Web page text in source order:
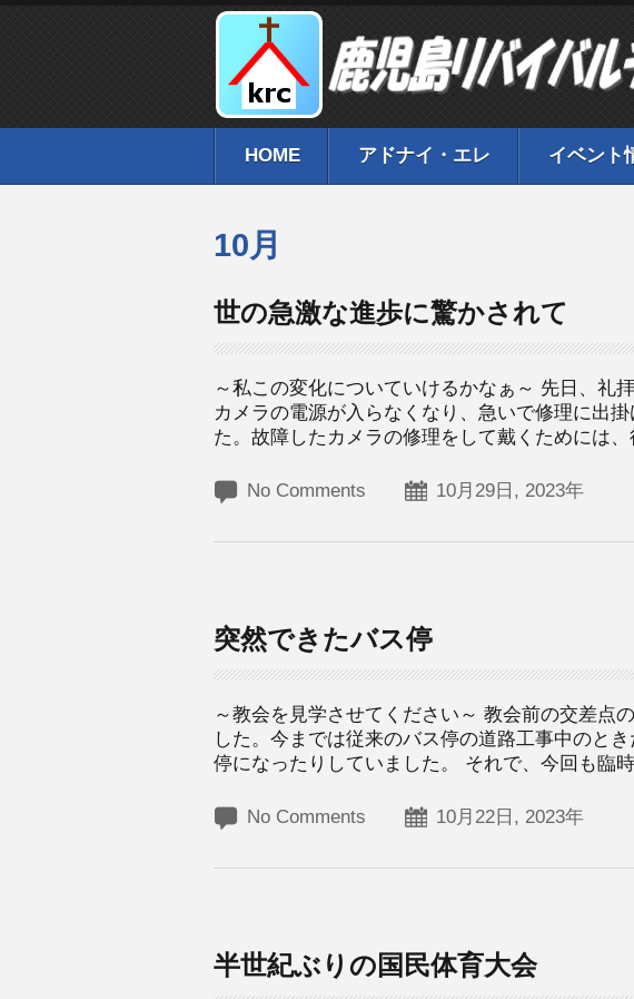
HOME アドナイ・エレ イベント
10月
世の急激な進歩に驚かされて
～私この変化についていけるかなぁ～ 先日、礼
カメラの電源が入らなくなり、急いで修理に出
た。故障したカメラの修理をして戴くためには
No Comments 10月29日, 2023年
突然できたバス停
～教会を見学させてください～ 教会前の交差点
した。今までは従来のバス停の道路工事中のと
停になったりしていました。 それで、今回も臨
No Comments 10月22日, 2023年
半世紀ぶりの国民体育大会